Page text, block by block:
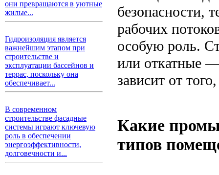
они превращаются в уютные
жилые...
Гидроизоляция является
важнейшим этапом при
строительстве и
эксплуатации бассейнов и
террас, поскольку она
обеспечивает...
В современном
строительстве фасадные
системы играют ключевую
роль в обеспечении
энергоэффективности,
долговечности и...
безопасности,
рабочих
особую роль.
или откатные
зависит от
Какие
типов